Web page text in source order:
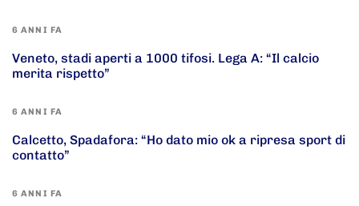
6 ANNI FA
Veneto, stadi aperti a 1000 tifosi. Lega A: “Il calcio
merita rispetto”
6 ANNI FA
Calcetto, Spadafora: “Ho dato mio ok a ripresa sport di
contatto”
6 ANNI FA